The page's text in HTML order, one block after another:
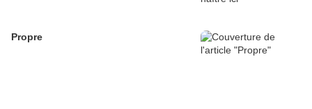
Propre